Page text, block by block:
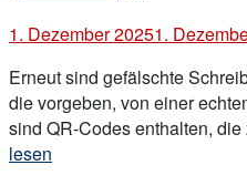
1. Dezember 20251.
Erneut sind gefälschte
die vorgeben, von einer
sind QR-Codes enthalten,
lesen